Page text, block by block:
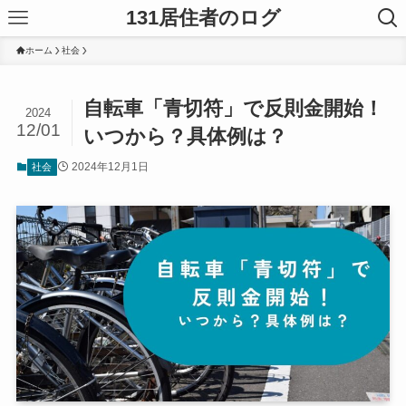
131居住者のログ
ホーム 社会
自転車「青切符」で反則金開始！
いつから？具体例は？
2024
12/01
社会 2024年12月1日